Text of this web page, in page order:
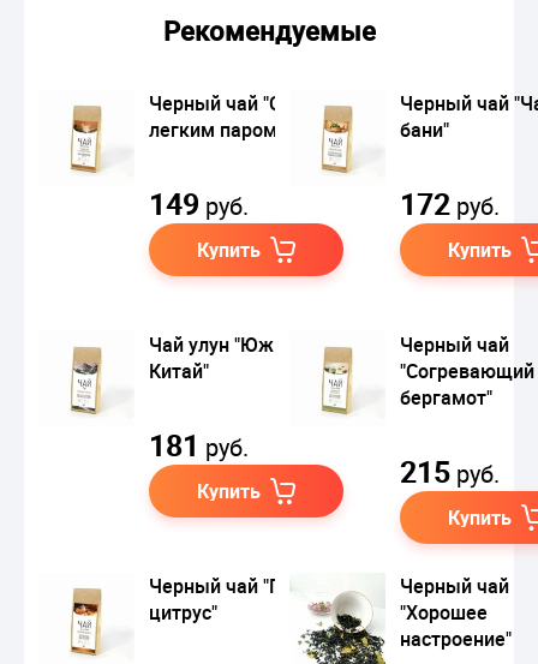
Рекомендуемые
Черный чай "С
легким паром"
149 руб.
Купить
Черный чай
бани"
172 руб.
Купить
Чай улун "Южный
Китай"
181 руб.
Купить
Черный чай
"Согревающий
бергамот"
215 руб.
Купить
Черный чай "Пряный
цитрус"
Черный чай
"Хорошее
настроение"